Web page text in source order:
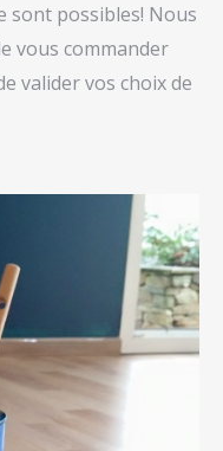
sont possibles! Nous
vous commander
valider vos choix de